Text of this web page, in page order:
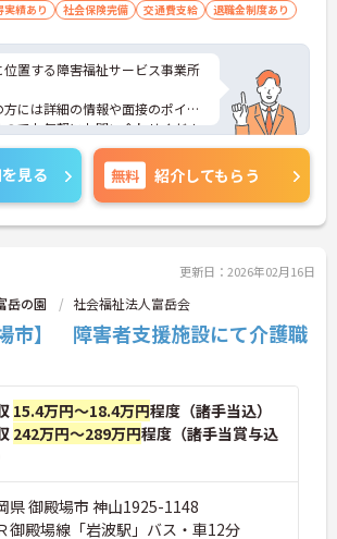
績あり
社会保険完備 交通費支給 退職金制度あり
置する障害福祉サービス事業所
には詳細の情報や面接のポイン
でお気軽にお問い合わせくださ
見る 無料 紹介してもらう
更新日：2026年02月16日
岳の園 社会福祉法人富岳会
場市】 障害者支援施設にて介護職
15.4万円～18.4万円程度（諸手当込）
242万円～289万円程度（諸手当賞与込
県 御殿場市 神山1925-1148
御殿場線「岩波駅」バス・車12分